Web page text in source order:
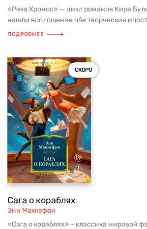
«Река Хронос» — цикл романов Кира
нашли воплощение обе творческие
ПОДРОБНЕЕ
СКОРО
Сага о кораблях
Энн Маккефри
«Сага о кораблях» - классика мировой